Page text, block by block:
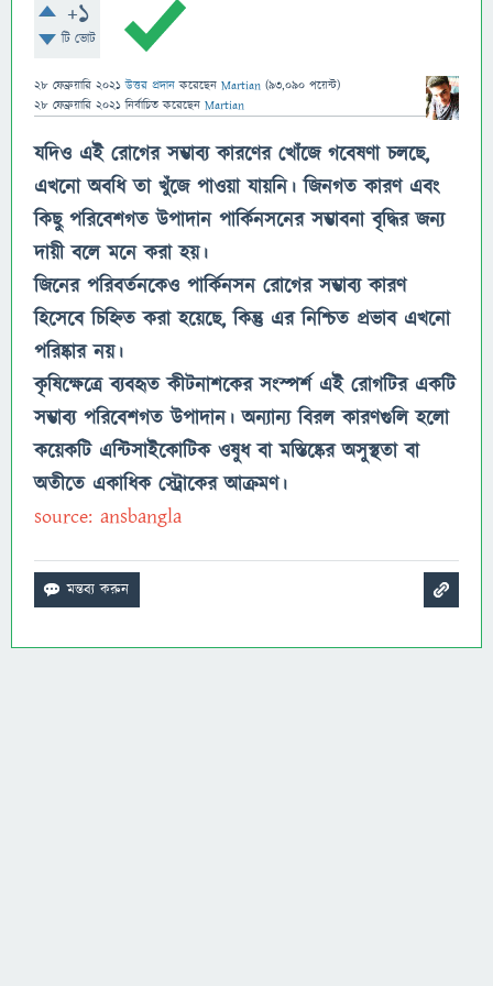
+1
টি ভোট
28 ফেব্রুয়ারি 2021 উত্তর প্রদান করেছেন Martian (93,090 পয়েন্ট)
28 ফেব্রুয়ারি 2021 নির্বাচিত করেছেন Martian
যদিও এই রোগের সম্ভাব্য কারণের খোঁজে গবেষণা চলছে,
এখনো অবধি তা খুঁজে পাওয়া যায়নি। জিনগত কারণ এবং
কিছু পরিবেশগত উপাদান পার্কিনসনের সম্ভাবনা বৃদ্ধির জন্য
দায়ী বলে মনে করা হয়।
জিনের পরিবর্তনকেও পার্কিনসন রোগের সম্ভাব্য কারণ
হিসেবে চিহ্নিত করা হয়েছে, কিন্তু এর নিশ্চিত প্রভাব এখনো
পরিষ্কার নয়।
কৃষিক্ষেত্রে ব্যবহৃত কীটনাশকের সংস্পর্শ এই রোগটির একটি
সম্ভাব্য পরিবেশগত উপাদান। অন্যান্য বিরল কারণগুলি হলো
কয়েকটি এন্টিসাইকোটিক ওষুধ বা মস্তিষ্কের অসুস্থতা বা
অতীতে একাধিক স্ট্রোকের আক্রমণ।
source: ansbangla